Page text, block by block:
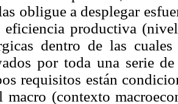
obligue a desplegar
productiva
dentro de las
por toda una serie
requisitos están
macro (contexto